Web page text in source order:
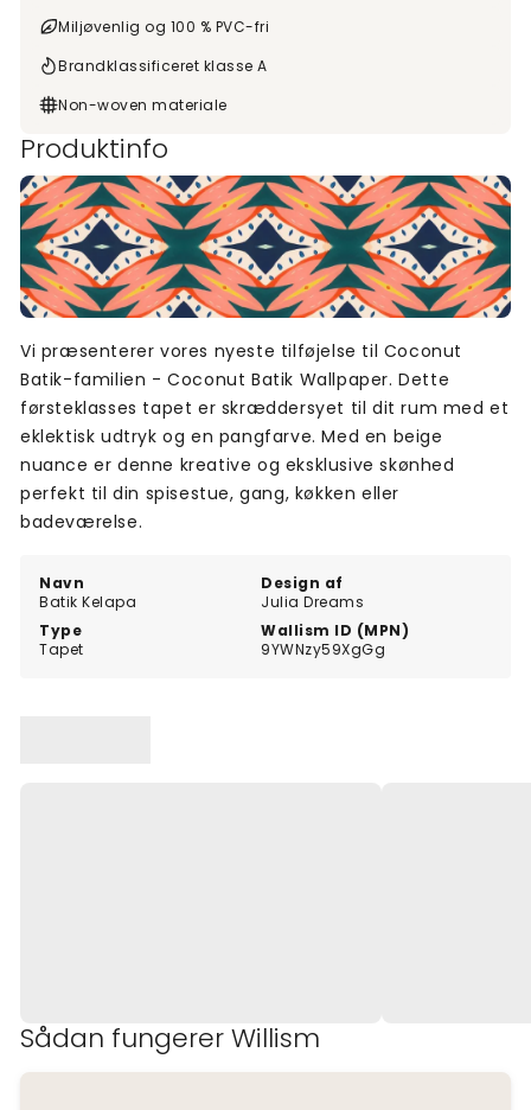
Miljøvenlig og 100 % PVC-fri
Brandklassificeret klasse A
Non-woven materiale
Produktinfo
Navn
Batik Kelapa
Design af
Julia Dreams
Type
Tapet
Wallism ID (MPN)
9YWNzy59XgGg
Vi præsenterer vores nyeste tilføjelse til Coconut
Batik-familien - Coconut Batik Wallpaper. Dette
førsteklasses tapet er skræddersyet til dit rum med et
eklektisk udtryk og en pangfarve. Med en beige
nuance er denne kreative og eksklusive skønhed
perfekt til din spisestue, gang, køkken eller
badeværelse.
Sådan fungerer Willism